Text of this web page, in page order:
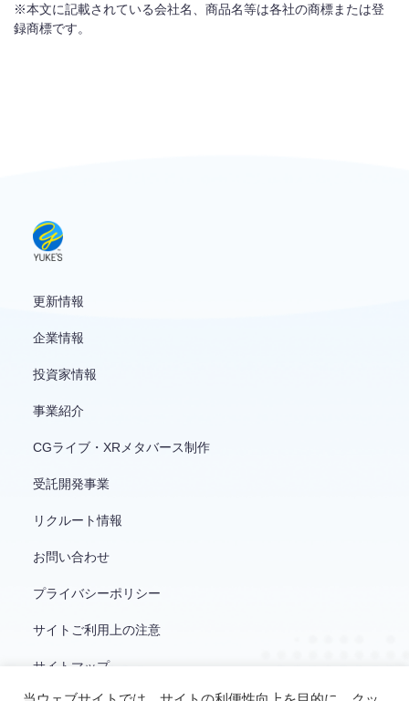
※本文に記載されている会社名、商品名等は各社の商標または登
録商標です。
更新情報
企業情報
投資家情報
事業紹介
CGライブ・XRメタバース制作
受託開発事業
リクルート情報
お問い合わせ
プライバシーポリシー
サイトご利用上の注意
サイトマップ